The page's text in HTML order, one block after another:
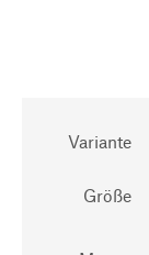
Variante
Größe